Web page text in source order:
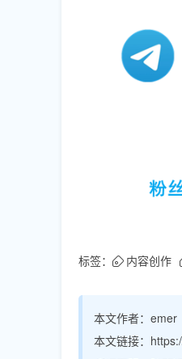
标签： 内容创作
本文作者： emer
本文链接：